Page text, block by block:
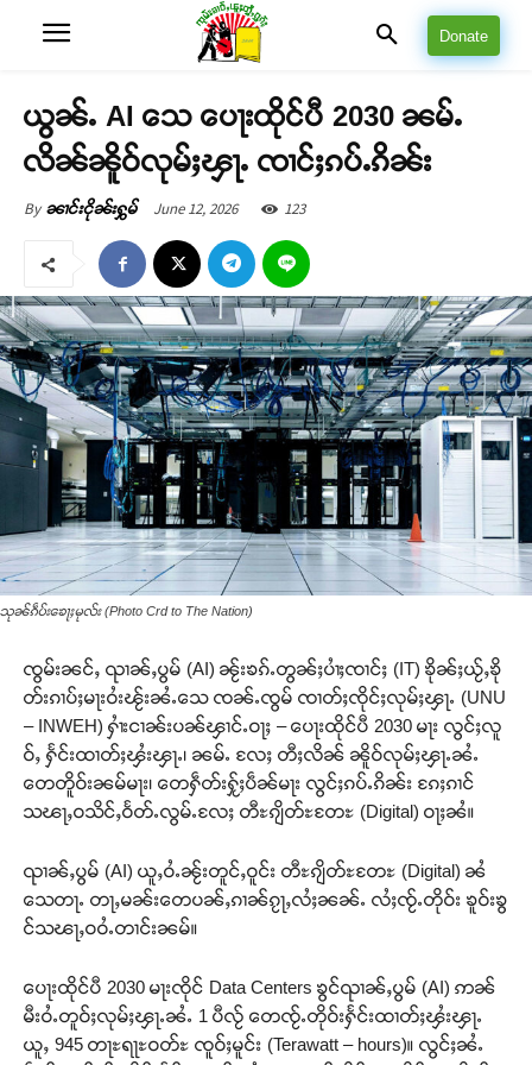
Donate
ယွၼ်ႉ AI သေ ပေႃးထိုင်ပီ 2030 ၼမ်ႉ
လိၼ်ၼိူဝ်လုမ်ႈၾႃႉ ၸၢင်ႈၵပ်ႉၵိၼ်း
By ၼၢင်းငိုၼ်းႁွမ် June 12, 2026 123
သုၼ်ၵဵပ်းၶေႃႈမုလ်း (Photo Crd to The Nation)
ၸွမ်းၼင်ႇ ၺၢၼ်ႇပွမ် (AI) ၼႂ်းၶၵ်ႉတွၼ်ႈပၢႆႈၸၢင်ႈ (IT) ၶိုၼ်ႈယႂ်ႇၶို
တ်းၵၢပ်ႈမႃးဝႆးၽႂ်းၼႆႉသေ ၸၼ်ႉၸွမ် ၸၢတ်ႈၸိုင်ႈလုမ်ႈၾႃႉ (UNU
– INWEH) ႁၢႆးငၢၼ်းပၼ်ၾၢင်ႉဝႃႈ – ပေႃးထိုင်ပီ 2030 မႃး လွင်ႈလူ
ဝ်ႇ ႁႅင်းထၢတ်ႈၾႆးၾႃႉ၊ ၼမ်ႉ လႄႈ တီႈလိၼ် ၼိူဝ်လုမ်ႈၾႃႉၼႆႉ
တေတိူဝ်းၼမ်မႃး၊ တေႁဵတ်းႁႂ်ႈပဵၼ်မႃး လွင်ႈၵပ်ႉၵိၼ်း ၵႄႈၵၢင်
သၽႃႇဝသိင်ႇဝႅတ်ႉလွမ်ႉလႄႈ တီႊၵျိတ်ႊတႄႊ (Digital) ဝႃႈၼႆ။
ၺၢၼ်ႇပွမ် (AI) ယူႇဝႆႉၼႂ်းတူင်ႇဝူင်း တီႊၵျိတ်ႊတႄႊ (Digital) ၼႆ
သေတႃႉ တႃႇမၼ်းတေပၼ်ႇၵၢၼ်ၵႂႃႇလႆႈၼၼ်ႉ လႆႈၸႂ်ႉတိုဝ်း ၶူဝ်းၶွ
င်သၽႃႇဝဝႆႉတၢင်းၼမ်။
ပေႃးထိုင်ပီ 2030 မႃးၸိုင် Data Centers ၶွင်ၺၢၼ်ႇပွမ် (AI) ဢၼ်
မီးဝႆႉတူဝ်ႈလုမ်ႈၾႃႉၼႆႉ 1 ပီလႂ် တေၸႂ်ႉတိုဝ်းႁႅင်းထၢတ်ႈၾႆးၾႃႉ
ယူႇ 945 တႃႊရႃႊဝတ်ႊ ၸူဝ်ႈမူင်း (Terawatt – hours)။ လွင်ႈၼႆႉ